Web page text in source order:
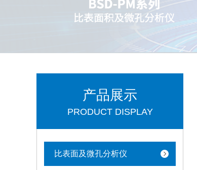
产品展示
PRODUCT DISPLAY
比表面及微孔分析仪